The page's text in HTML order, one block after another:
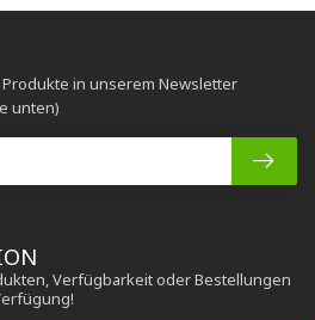
Verfügbarkeit oder Bestellungen
in unserem Newsletter
unten)